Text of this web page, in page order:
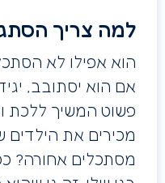
למה צריך
הוא אפילו לא
אם הוא יסתובב,
פשוט המשיך ללכת
מכירים את הילדים
מסתכלים אחורה?